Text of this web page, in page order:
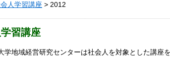
人学習講座 > 2012
習講座
学地域経営研究センターは社会人を対象とした講座